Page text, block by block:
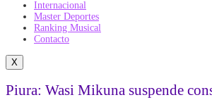
Internacional
Master Deportes
Ranking Musical
Contacto
X
Piura: Wasi Mikuna suspende